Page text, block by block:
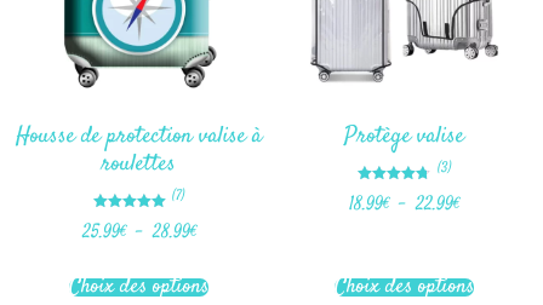
Housse de protection valise à
roulettes
Note
5.00
(7)
25.99€ – 28.99€
Choix des options
Protège valise
Note
4.67
(3)
18.99€ – 22.99€
Choix des options